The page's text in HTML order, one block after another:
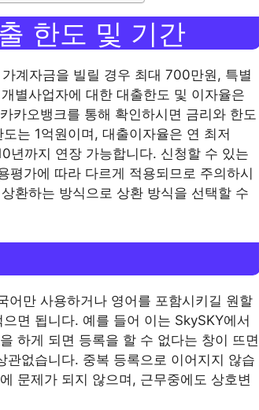
한도 및 기간
계자금을 빌릴 경우 최대 700만원, 특별
별사업자에 대한 대출한도 및 이자율은
카오뱅크를 통해 확인하시면 금리와 한도
는 1억원이며, 대출이자율은 연 최저
년까지 연장 가능합니다. 신청할 수 있는
평가에 따라 다르게 적용되므로 주의하시
환하는 방식으로 상환 방식을 선택할 수
어만 사용하거나 영어를 포함시키길 원할
면 됩니다. 예를 들어 이는 SkySKY에서
하게 되면 등록을 할 수 없다는 창이 뜨면
없습니다. 중복 등록으로 이어지지 않습
문제가 되지 않으며, 근무중에도 상호변